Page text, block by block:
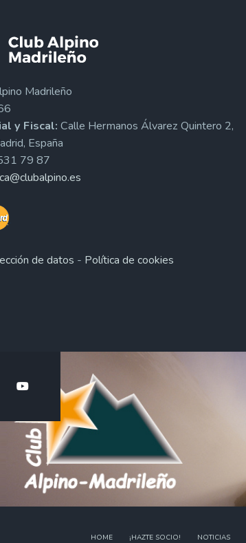
Madrileño
y Fiscal: Calle Hermanos Álvarez Quintero 2,
España
79 87
de datos - Política de cookies
HOME ¡HAZTE SOCIO! NOTICIAS